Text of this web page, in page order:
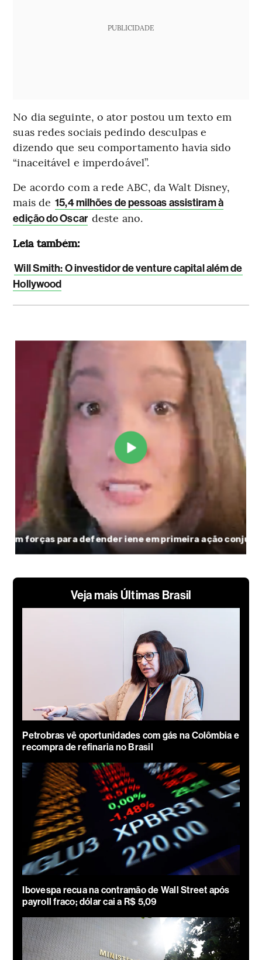
PUBLICIDADE
No dia seguinte, o ator postou um texto em
suas redes sociais pedindo desculpas e
dizendo que seu comportamento havia sido
“inaceitável e imperdoável”.
De acordo com a rede ABC, da Walt Disney,
mais de 15,4 milhões de pessoas assistiram à
edição do Oscar deste ano.
Leia também:
Will Smith: O investidor de venture capital além de
Hollywood
Veja mais Últimas Brasil
Petrobras vê oportunidades com gás na Colômbia e
recompra de refinaria no Brasil
Ibovespa recua na contramão de Wall Street após
payroll fraco; dólar cai a R$ 5,09